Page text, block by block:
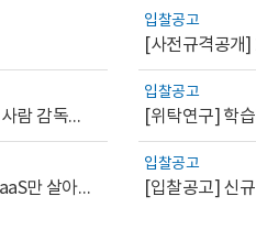
[AI.GOV 이슈리포트 2026-1호]공공부문 AI 통제를 위한 사람 감독의 해외 사례 분석 및 시사점
[디지털서비스 이슈리포트2026-7] 워크플로우를 가진 SaaS만 살아남는다
입찰공고
[사전규격공개]
입찰공고
입찰공고
[입찰공고] 신